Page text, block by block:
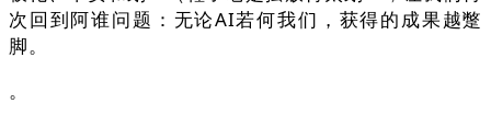
次回到阿谁问题：无论AI若何我们，获得的成果越蹩
脚。
。